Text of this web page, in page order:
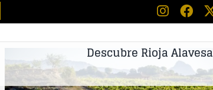
Descubre Rioja Alavesa